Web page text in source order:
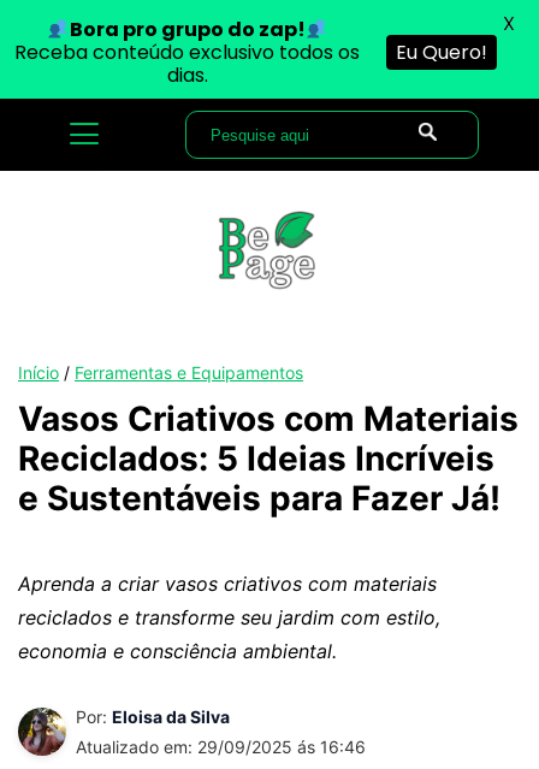
Início / Ferramentas e Equipamentos
Vasos Criativos com Materiais
Reciclados: 5 Ideias Incríveis
e Sustentáveis para Fazer Já!
Aprenda a criar vasos criativos com materiais
reciclados e transforme seu jardim com estilo,
economia e consciência ambiental.
Por: Eloisa da Silva
Atualizado em: 29/09/2025 ás 16:46
Bora pro grupo do zap!
Receba conteúdo exclusivo todos os
dias.
Eu Quero!
X